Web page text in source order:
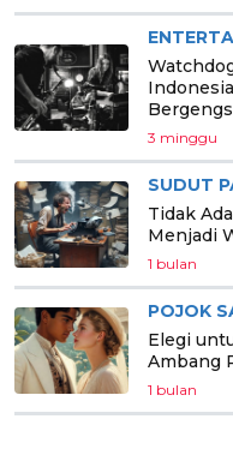
3 minggu
SUDUT
Tidak
Menjadi
1 bulan
POJOK
Elegi
Ambang
1 bulan